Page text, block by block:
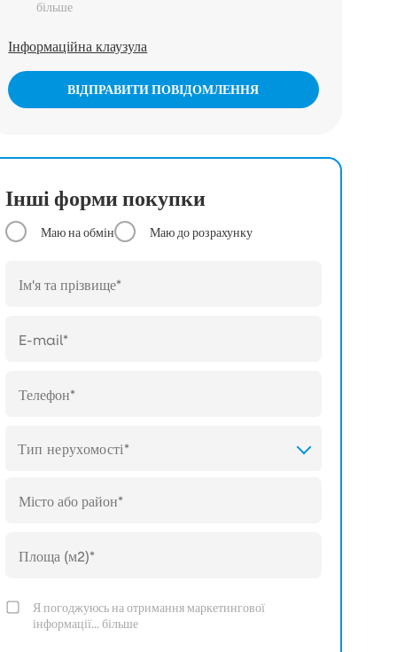
більше
Інформаційна клаузула
ВІДПРАВИТИ ПОВІДОМЛЕННЯ
Інші форми покупки
Маю на обмін Маю до розрахунку
Тип нерухомості*
Я погоджуюсь на отримання маркетингової
інформації...більше